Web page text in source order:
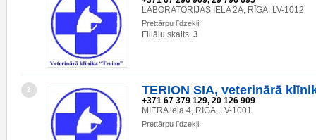
LABORATORIJAS IELA 2A, RĪGA, LV-1012
Prettārpu līdzekļi
Filiāļu skaits: 3
2 TERION SIA, veterinārā
+371 67 379 129, 20 126 909
MIERA iela 4, RĪGA, LV-1001
Prettārpu līdzekļi